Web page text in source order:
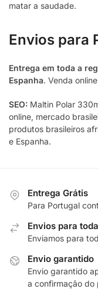
matar a saudade.
Envios para
Entrega em toda a
Espanha. Venda
SEO: Maltin Polar
online, mercado
produtos brasileiros
e Espanha.
Entrega Grátis
Para Portugal
Envios para
Enviamos para
Envio garantido
Envio garantido
a confirmação do